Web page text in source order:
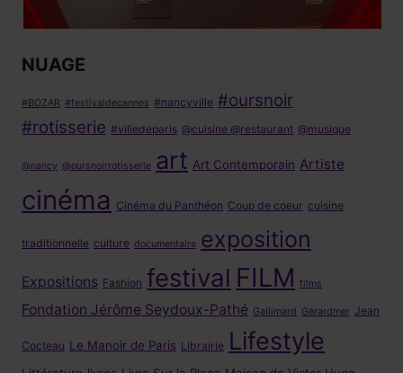
NUAGE
#BOZAR #festivaldecannes #nancyville #oursnoir
#rotisserie #villedeparis @cuisine @restaurant @musique
@nancy @oursnoirrotisserie art Art Contemporain Artiste
cinéma Cinéma du Panthéon Coup de coeur cuisine
traditionnelle culture documentaire exposition
Expositions Fashion festival FILM films
Fondation Jérôme Seydoux-Pathé Gallimard Gérardmer Jean
Cocteau Le Manoir de Paris Librairie Lifestyle